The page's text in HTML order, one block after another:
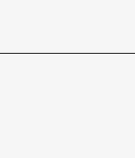
友對他說，看
作。
對張吉米來說，